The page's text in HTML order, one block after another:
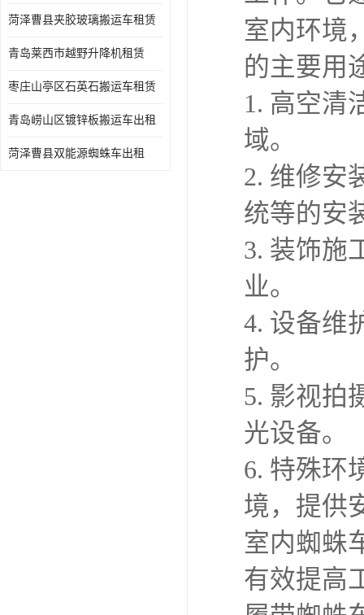
菏泽曹县夹胶玻璃搬运车租赁
青岛莱西市越野升降机租赁
枣庄山亭区石英石搬运车租赁
青岛崂山区镀锌板搬运车出租
菏泽曹县双能源蜘蛛车出租
室内环境
的主要用
1. 高空清
域。
2. 维修安
统等的安
3. 装饰施
业。
4. 设备维
护。
5. 影视拍
光设备。
6. 特殊环
境，提供
室内蜘蛛
有效提高